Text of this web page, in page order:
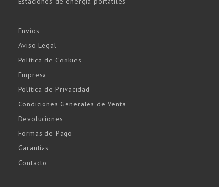
Envíos
Aviso Legal
Política de Cookies
Empresa
Política de Privacidad
Condiciones Generales de Venta
Devoluciones
Formas de Pago
Garantías
Contacto